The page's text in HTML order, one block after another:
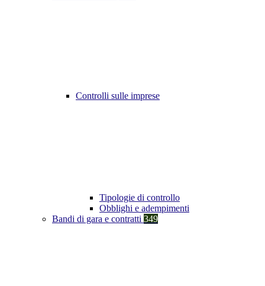
Controlli sulle imprese
Tipologie di controllo
Obblighi e adempimenti
Bandi di gara e contratti 349